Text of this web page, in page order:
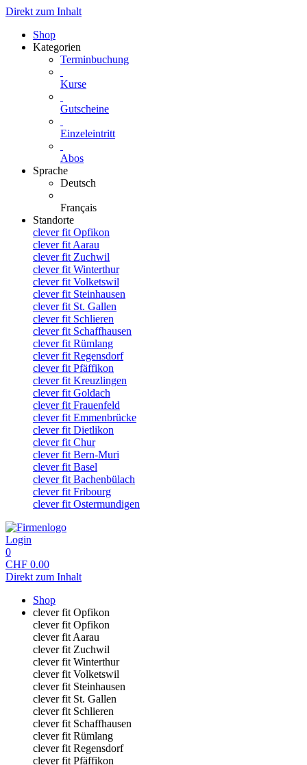
Direkt zum Inhalt
Shop
Kategorien
Terminbuchung
Kurse
Gutscheine
Einzeleintritt
Abos
Sprache
Deutsch
Français
Standorte
clever fit Opfikon
clever fit Aarau
clever fit Zuchwil
clever fit Winterthur
clever fit Volketswil
clever fit Steinhausen
clever fit St. Gallen
clever fit Schlieren
clever fit Schaffhausen
clever fit Rümlang
clever fit Regensdorf
clever fit Pfäffikon
clever fit Kreuzlingen
clever fit Goldach
clever fit Frauenfeld
clever fit Emmenbrücke
clever fit Dietlikon
clever fit Chur
clever fit Bern-Muri
clever fit Basel
clever fit Bachenbülach
clever fit Fribourg
clever fit Ostermundigen
Login
0
CHF 0.00
Direkt zum Inhalt
Shop
clever fit Opfikon
clever fit Opfikon
clever fit Aarau
clever fit Zuchwil
clever fit Winterthur
clever fit Volketswil
clever fit Steinhausen
clever fit St. Gallen
clever fit Schlieren
clever fit Schaffhausen
clever fit Rümlang
clever fit Regensdorf
clever fit Pfäffikon